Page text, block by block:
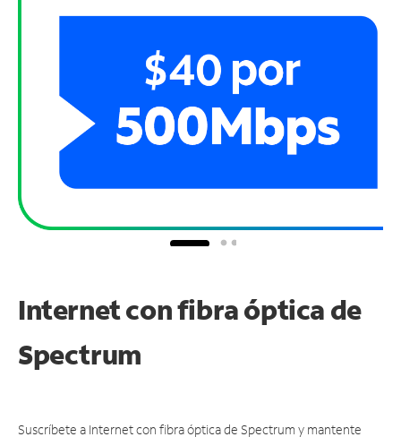
Internet con fibra óptica de
Spectrum
Suscríbete a Internet con fibra óptica de Spectrum y mantente